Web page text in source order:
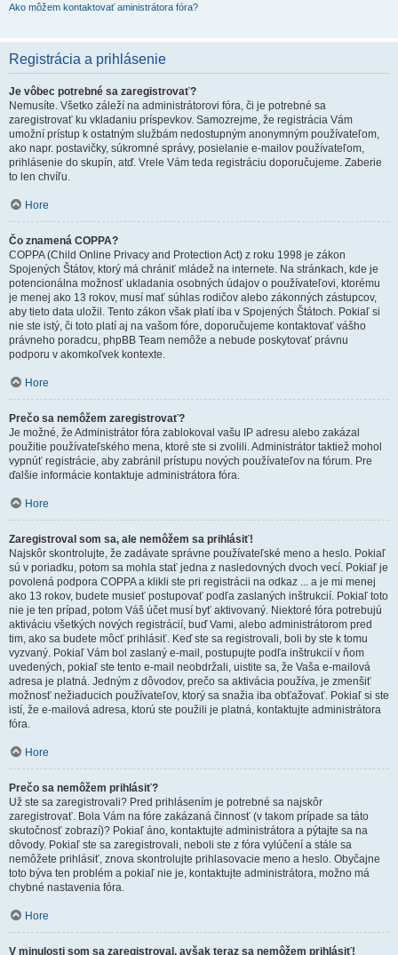
Ako môžem kontaktovať aministrátora fóra?
Registrácia a prihlásenie
Je vôbec potrebné sa zaregistrovať?
Nemusíte. Všetko záleží na administrátorovi fóra, či je potrebné sa
zaregistrovať ku vkladaniu príspevkov. Samozrejme, že registrácia Vám
umožní prístup k ostatným službám nedostupným anonymným používateľom,
ako napr. postavičky, súkromné správy, posielanie e-mailov používateľom,
prihlásenie do skupín, atď. Vrele Vám teda registráciu doporučujeme. Zaberie
to len chvíľu.
Hore
Čo znamená COPPA?
COPPA (Child Online Privacy and Protection Act) z roku 1998 je zákon
Spojených Štátov, ktorý má chrániť mládež na internete. Na stránkach, kde je
potencionálna možnosť ukladania osobných údajov o používateľovi, ktorému
je menej ako 13 rokov, musí mať súhlas rodičov alebo zákonných zástupcov,
aby tieto data uložil. Tento zákon však platí iba v Spojených Štátoch. Pokiaľ si
nie ste istý, či toto platí aj na vašom fóre, doporučujeme kontaktovať vášho
právneho poradcu, phpBB Team nemôže a nebude poskytovať právnu
podporu v akomkoľvek kontexte.
Hore
Prečo sa nemôžem zaregistrovať?
Je možné, že Administrátor fóra zablokoval vašu IP adresu alebo zakázal
použitie používateľského mena, ktoré ste si zvolili. Administrátor taktiež mohol
vypnúť registrácie, aby zabránil prístupu nových používateľov na fórum. Pre
ďalšie informácie kontaktuje administrátora fóra.
Hore
Zaregistroval som sa, ale nemôžem sa prihlásiť!
Najskôr skontrolujte, že zadávate správne používateľské meno a heslo. Pokiaľ
sú v poriadku, potom sa mohla stať jedna z nasledovných dvoch vecí. Pokiaľ je
povolená podpora COPPA a klikli ste pri registrácii na odkaz ... a je mi menej
ako 13 rokov, budete musieť postupovať podľa zaslaných inštrukcií. Pokiaľ toto
nie je ten prípad, potom Váš účet musí byť aktivovaný. Niektoré fóra potrebujú
aktiváciu všetkých nových registrácií, buď Vami, alebo administrátorom pred
tim, ako sa budete môcť prihlásiť. Keď ste sa registrovali, boli by ste k tomu
vyzvaný. Pokiaľ Vám bol zaslaný e-mail, postupujte podľa inštrukcií v ňom
uvedených, pokiaľ ste tento e-mail neobdržali, uistite sa, že Vaša e-mailová
adresa je platná. Jedným z dôvodov, prečo sa aktivácia používa, je zmenšiť
možnosť nežiaducich používateľov, ktorý sa snažia iba obťažovať. Pokiaľ si ste
istí, že e-mailová adresa, ktorú ste použili je platná, kontaktujte administrátora
fóra.
Hore
Prečo sa nemôžem prihlásiť?
Už ste sa zaregistrovali? Pred prihlásením je potrebné sa najskôr
zaregistrovať. Bola Vám na fóre zakázaná činnosť (v takom prípade sa táto
skutočnosť zobrazí)? Pokiaľ áno, kontaktujte administrátora a pýtajte sa na
dôvody. Pokiaľ ste sa zaregistrovali, neboli ste z fóra vylúčení a stále sa
nemôžete prihlásiť, znova skontrolujte prihlasovacie meno a heslo. Obyčajne
toto býva ten problém a pokiaľ nie je, kontaktujte administrátora, možno má
chybné nastavenia fóra.
Hore
V minulosti som sa zaregistroval, avšak teraz sa nemôžem prihlásiť!